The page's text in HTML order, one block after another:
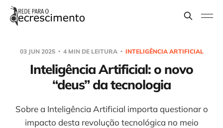
03 JUN 2025 4 MIN DE LEITURA INTELIGÊNCIA ARTIFICIAL
Inteligência Artificial: o novo
“deus” da tecnologia
Sobre a Inteligência Artificial importa questionar o
impacto desta revolução tecnológica no meio